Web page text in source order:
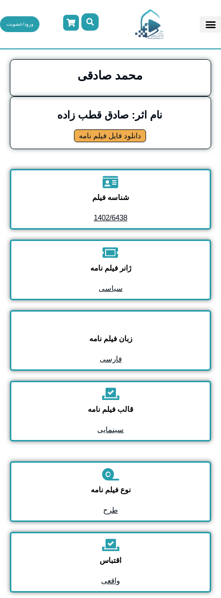
ورود/عضویت
محمد صادقی
نام اثر: صادق قطب زاده
دانلود فایل فیلم نامه
شناسه فیلم
1402/6438
ژانر فیلم نامه
سیاسی
زبان فیلم نامه
فارسی
قالب فیلم نامه
سینمایی
نوع فیلم نامه
طرح
اقتباس
واقعی